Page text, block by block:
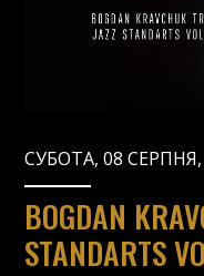
СУБОТА, 08 СЕРПНЯ,
BOGDAN
STANDARTS